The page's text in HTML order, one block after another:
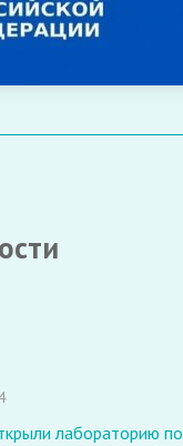
лабораторию по